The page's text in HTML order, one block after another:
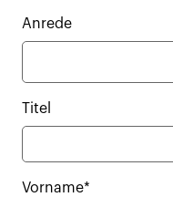
Anrede
Titel
Vorname*